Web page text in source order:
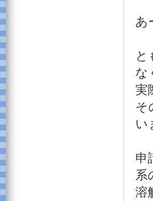
あ
と
な
実
そ
い
申
系
溶